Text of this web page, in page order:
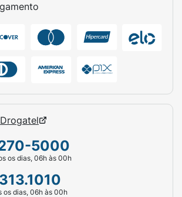
Drogatel
5000
os dias, 06h às 00h
os dias, 06h às 00h